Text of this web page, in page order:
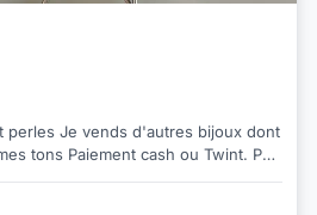
bijoux dont
ou Twint. Pas